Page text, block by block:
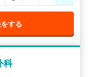
する
科